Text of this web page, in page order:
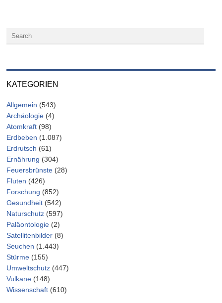
KATEGORIEN
Allgemein (543)
Archäologie (4)
Atomkraft (98)
Erdbeben (1.087)
Erdrutsch (61)
Ernährung (304)
Feuersbrünste (28)
Fluten (426)
Forschung (852)
Gesundheit (542)
Naturschutz (597)
Paläontologie (2)
Satellitenbilder (8)
Seuchen (1.443)
Stürme (155)
Umweltschutz (447)
Vulkane (148)
Wissenschaft (610)